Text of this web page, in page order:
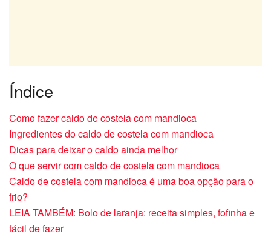
Índice
Como fazer caldo de costela com mandioca
Ingredientes do caldo de costela com mandioca
Dicas para deixar o caldo ainda melhor
O que servir com caldo de costela com mandioca
Caldo de costela com mandioca é uma boa opção para o
frio?
LEIA TAMBÉM: Bolo de laranja: receita simples, fofinha e
fácil de fazer